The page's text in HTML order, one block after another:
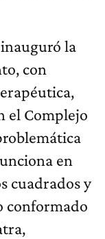
la
con
el Complejo
en
cuadrados y
conformado